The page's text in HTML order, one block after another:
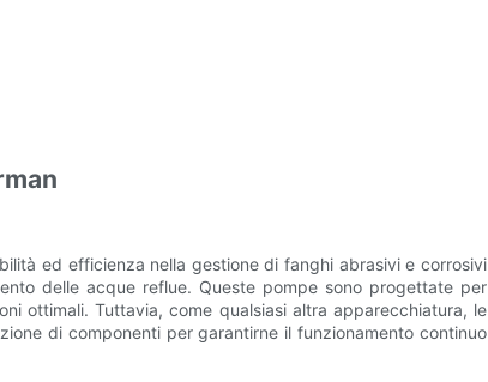
ed efficienza nella gestione di fanghi abrasivi e corrosivi
delle acque reflue. Queste pompe sono progettate per
ottimali. Tuttavia, come qualsiasi altra apparecchiatura, le
di componenti per garantirne il funzionamento continuo